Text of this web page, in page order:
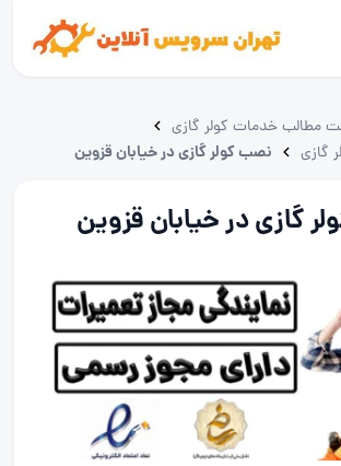
مطالب خدمات کولر گازی
گازی
نصب کولر گازی در خیابان قزوین
گازی در خیابان قزوین